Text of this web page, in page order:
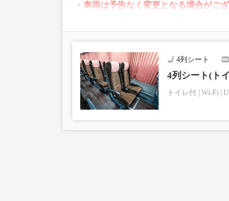
・車両は予告なく変更となる場合がご
4列シート
4列シート(ト
トイレ付 Wi-Fi